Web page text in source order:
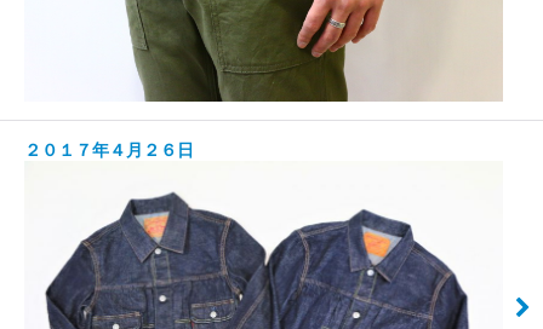
２０１７年４月２６日